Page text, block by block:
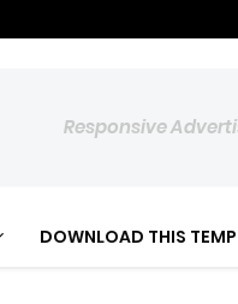
Responsive
DOWNLOAD THIS